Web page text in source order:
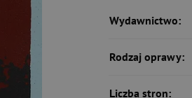
Wydawnictwo:
Rodzaj oprawy:
Liczba stron: